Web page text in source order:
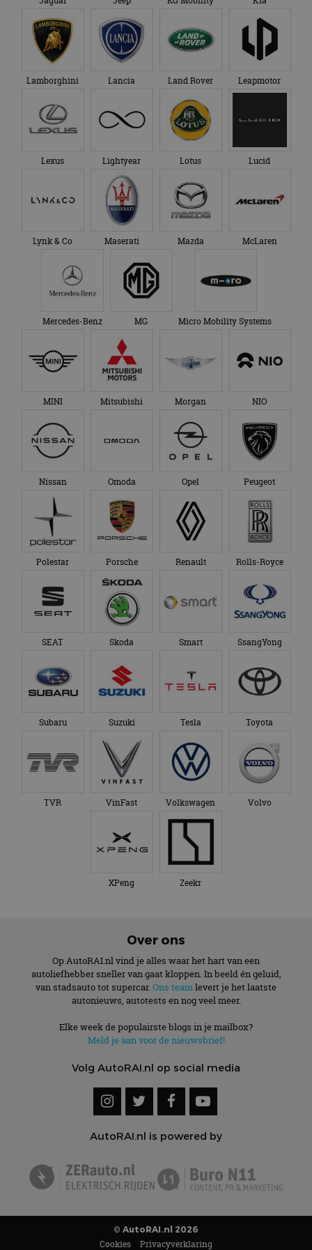
Lamborghini Lancia Land Rover Leapmotor
Lexus Lightyear Lotus Lucid
Lynk & Co Maserati Mazda McLaren
Mercedes-Benz MG Micro Mobility Systems
MINI Mitsubishi Morgan NIO
Nissan Omoda Opel Peugeot
Polestar Porsche Renault Rolls-Royce
SEAT Skoda Smart SsangYong
Subaru Suzuki Tesla Toyota
TVR VinFast Volkswagen Volvo
XPeng Zeekr
Over ons
Op AutoRAI.nl vind je alles waar het hart van een
autoliefhebber sneller van gaat kloppen. In beeld én geluid,
van stadsauto tot supercar. Ons teamlevert je het laatste
autonieuws, autotests en nog veel meer.
Elke week de populairste blogs in je mailbox?
Meld je aan voor de nieuwsbrief!
Volg AutoRAI.nl op social media
AutoRAI.nl is powered by
© AutoRAI.nl 2026
Cookies Privacyverklaring